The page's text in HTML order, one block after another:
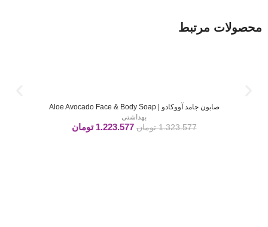
محصولات مرتبط
صابون جامد آووکادو | Aloe Avocado Face & Body Soap
بهداشتی
1.323.577 تومان 1.223.577 تومان